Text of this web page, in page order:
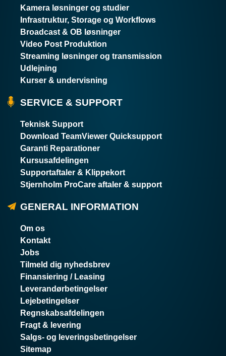
Kamera løsninger og studier
Infrastruktur, Storage og Workflows
Broadcast & OB løsninger
Video Post Produktion
Streaming løsninger og transmission
Udlejning
Kurser & undervisning
SERVICE & SUPPORT
Teknisk Support
Download TeamViewer Quicksupport
Garanti Reparationer
Kursusafdelingen
Supportaftaler & Klippekort
Stjernholm ProCare aftaler & support
GENERAL INFORMATION
Om os
Kontakt
Jobs
Tilmeld dig nyhedsbrev
Finansiering / Leasing
Leverandørbetingelser
Lejebetingelser
Regnskabsafdelingen
Fragt & levering
Salgs- og leveringsbetingelser
Sitemap